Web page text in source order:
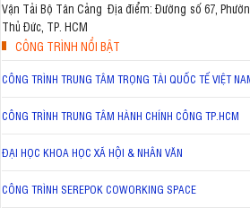
Vận Tải Bộ Tân Cảng Địa điểm: Đường số 67,
Thủ Đức, TP. HCM
CÔNG TRÌNH NỔI BẬT
CÔNG TRÌNH TRUNG TÂM TRỌNG TÀI QUỐC TẾ VIỆT
CÔNG TRÌNH TRUNG TÂM HÀNH CHÍNH CÔNG TP.HCM
ĐẠI HỌC KHOA HỌC XÃ HỘI & NHÂN VĂN
CÔNG TRÌNH SEREPOK COWORKING SPACE